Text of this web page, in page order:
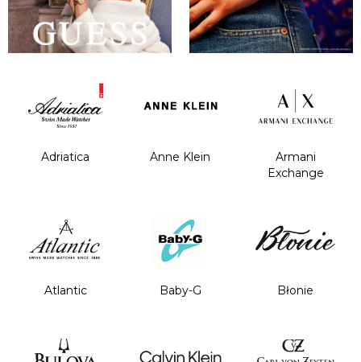
Adriatica Anne Klein
Armani
Exchange
Atlantic Baby-G Błonie